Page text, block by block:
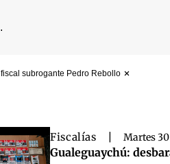
fiscal subrogante Pedro Rebollo
Fiscalías Martes
Gualeguaychú: